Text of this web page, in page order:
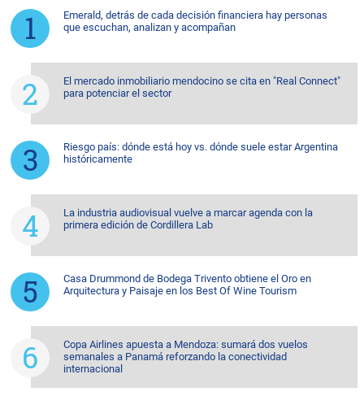
Emerald, detrás de cada decisión financiera hay personas
que escuchan, analizan y acompañan
El mercado inmobiliario mendocino se cita en "Real Connect"
para potenciar el sector
Riesgo país: dónde está hoy vs. dónde suele estar Argentina
históricamente
La industria audiovisual vuelve a marcar agenda con la
primera edición de Cordillera Lab
Casa Drummond de Bodega Trivento obtiene el Oro en
Arquitectura y Paisaje en los Best Of Wine Tourism
Copa Airlines apuesta a Mendoza: sumará dos vuelos
semanales a Panamá reforzando la conectividad
internacional